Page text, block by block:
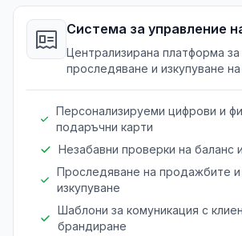
Система за управление
карти
Централизирана платформа за
проследяване и изкупуване
Персонализируеми цифрови и
подаръчни карти
Незабавни проверки на баланс
Проследяване на продажбите и
изкупуване
Шаблони за комуникация с
брандиране